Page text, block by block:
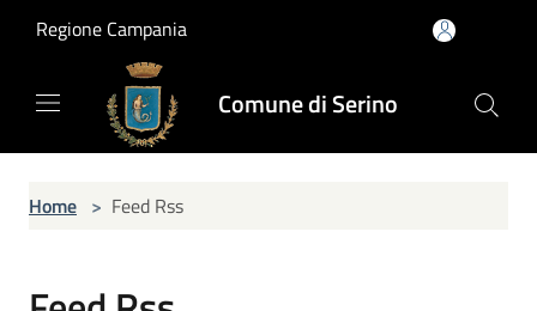
Regione Campania
Comune di Serino
Home > Feed Rss